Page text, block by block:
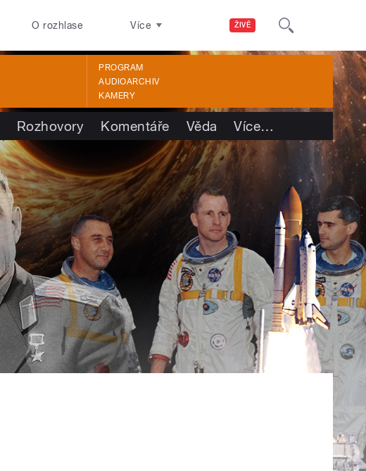
ŽIVĚ
O rozhlase Více
PROGRAM
AUDIOARCHIV
KAMERY
Rozhovory Komentáře Věda Více…